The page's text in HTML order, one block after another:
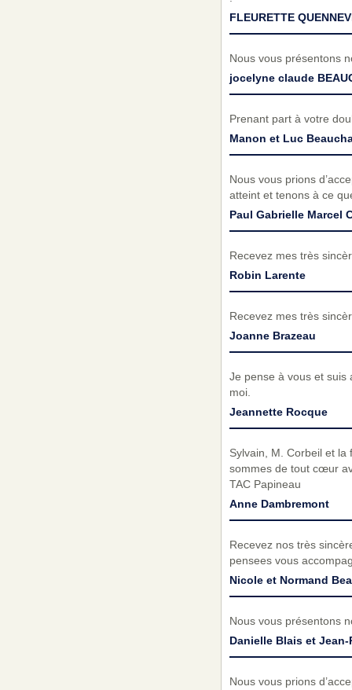
FLEURETTE
Nous vous présentons
jocelyne claude
Prenant part à votre
Manon et Luc
Nous vous prions
atteint et tenons à ce
Paul Gabrielle Marcel
Recevez mes très
Robin Larente
Recevez mes très
Joanne Brazeau
Je pense à vous et suis
moi.
Jeannette Rocque
Sylvain, M. Corbeil et
sommes de tout cœur
TAC Papineau
Anne Dambremont
Recevez nos très
pensees vous
Nicole et Normand
Nous vous présentons
Danielle Blais et Jean-
Nous vous prions